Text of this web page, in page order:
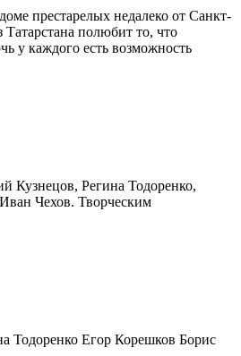
престарелых недалеко от Санкт-
полюбит то, что
у каждого есть возможность
Кузнецов, Регина Тодоренко,
Чехов. Творческим
Тодоренко Егор Корешков Борис